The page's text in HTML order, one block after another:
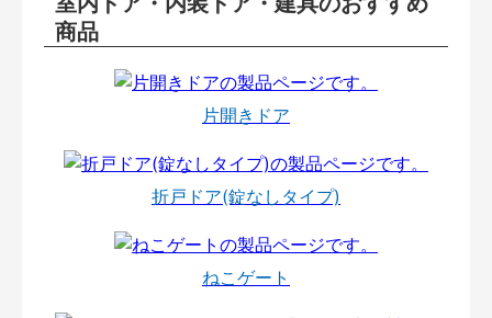
商品
片開きドア
折戸ドア(錠なしタイプ)
ねこゲート